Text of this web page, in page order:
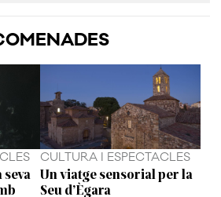
CULTURA I ESPECTACLES
Un viatge sensorial per la
Seu d’Ègara